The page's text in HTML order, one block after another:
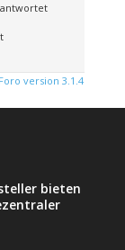
version 3.1.4
bieten